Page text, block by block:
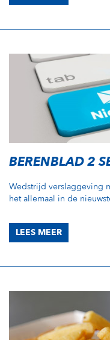
BERENBLAD 2
Wedstrijd verslaggeving
het allemaal in de
LEES MEER